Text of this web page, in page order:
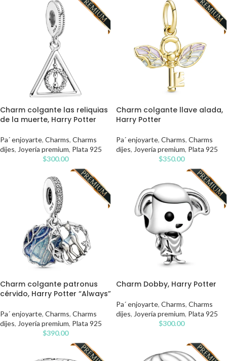
Charm colgante las reliquias
de la muerte, Harry Potter
Pa´ enjoyarte, Charms, Charms
dijes, Joyería premium, Plata 925
$300.00
Charm colgante llave alada,
Harry Potter
Pa´ enjoyarte, Charms, Charms
dijes, Joyería premium, Plata 925
$350.00
Charm colgante patronus
cérvido, Harry Potter “Always”
Pa´ enjoyarte, Charms, Charms
dijes, Joyería premium, Plata 925
$390.00
Charm Dobby, Harry Potter
Pa´ enjoyarte, Charms, Charms
dijes, Joyería premium, Plata 925
$300.00